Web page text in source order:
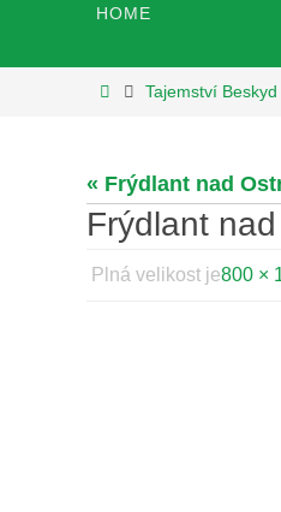
obsah
HOME
HomeTajemství Beskyd
« Frýdlant nad
Frýdlant
Plná velikost je800 ×